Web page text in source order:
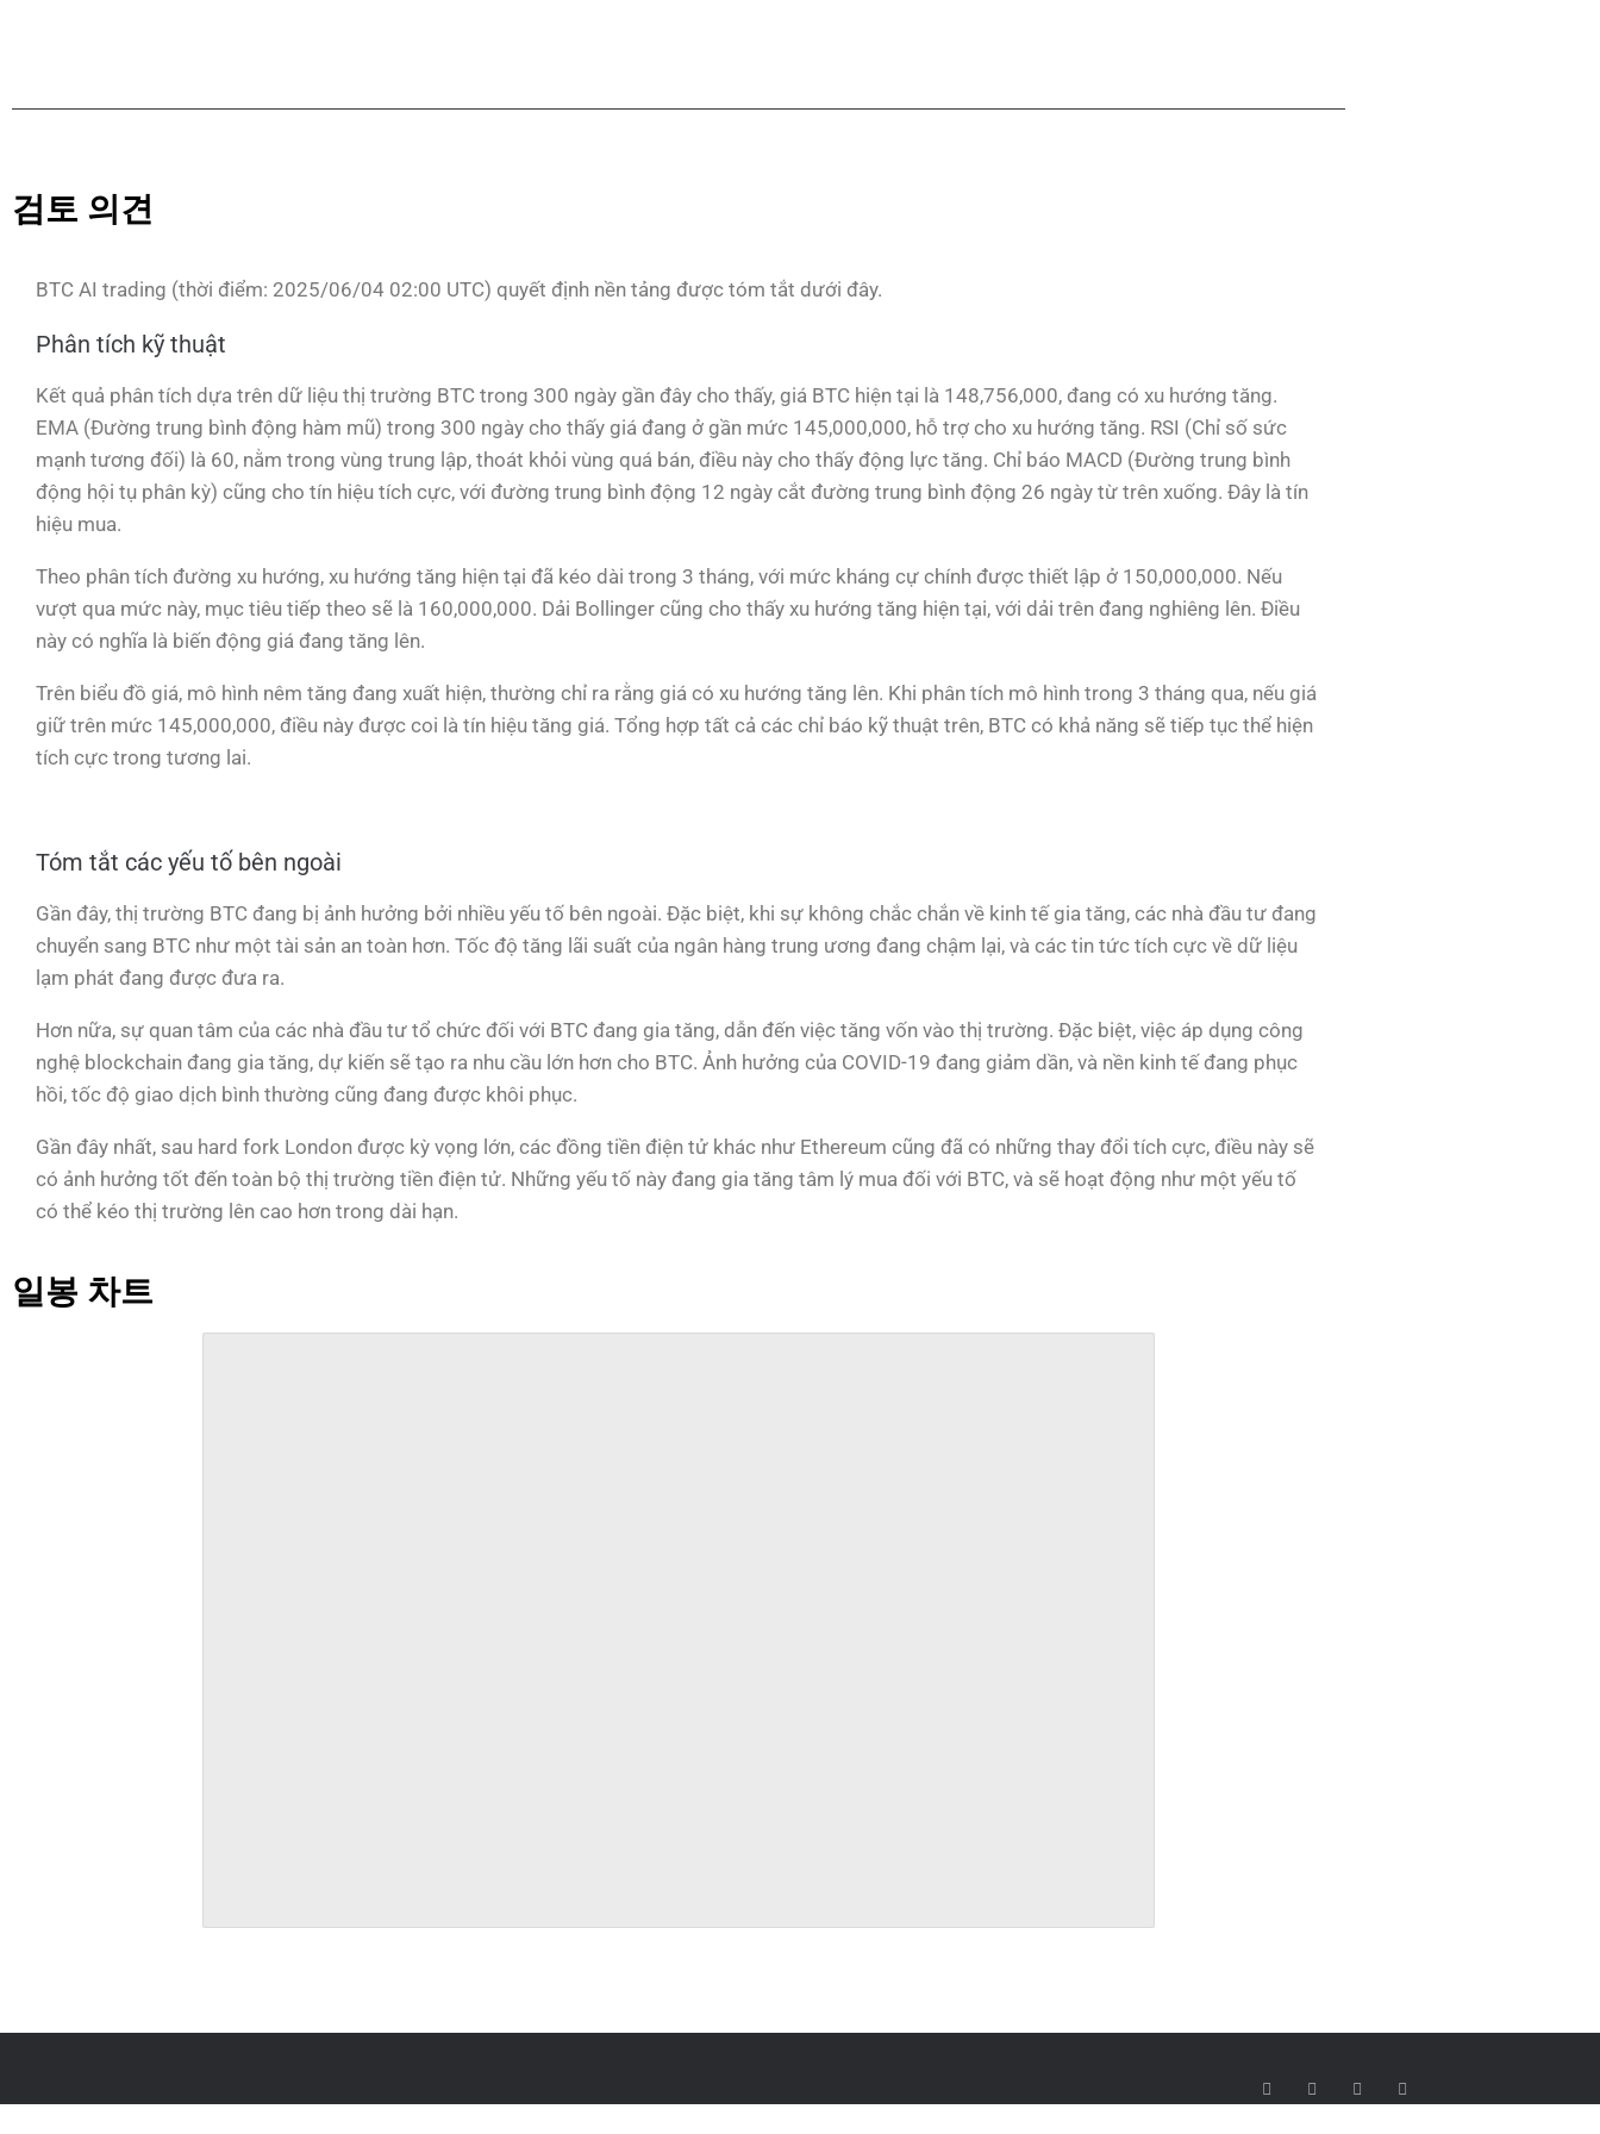
검토 의견
BTC AI trading (thời điểm: 2025/06/04 02:00 UTC) quyết định nền tảng được tóm tắt dưới đây.
Phân tích kỹ thuật
Kết quả phân tích dựa trên dữ liệu thị trường BTC trong 300 ngày gần đây cho thấy, giá BTC hiện tại là 148,756,000, đang có xu hướng tăng.
EMA (Đường trung bình động hàm mũ) trong 300 ngày cho thấy giá đang ở gần mức 145,000,000, hỗ trợ cho xu hướng tăng. RSI (Chỉ số sức
mạnh tương đối) là 60, nằm trong vùng trung lập, thoát khỏi vùng quá bán, điều này cho thấy động lực tăng. Chỉ báo MACD (Đường trung bình
động hội tụ phân kỳ) cũng cho tín hiệu tích cực, với đường trung bình động 12 ngày cắt đường trung bình động 26 ngày từ trên xuống. Đây là tín
hiệu mua.
Theo phân tích đường xu hướng, xu hướng tăng hiện tại đã kéo dài trong 3 tháng, với mức kháng cự chính được thiết lập ở 150,000,000. Nếu
vượt qua mức này, mục tiêu tiếp theo sẽ là 160,000,000. Dải Bollinger cũng cho thấy xu hướng tăng hiện tại, với dải trên đang nghiêng lên. Điều
này có nghĩa là biến động giá đang tăng lên.
Trên biểu đồ giá, mô hình nêm tăng đang xuất hiện, thường chỉ ra rằng giá có xu hướng tăng lên. Khi phân tích mô hình trong 3 tháng qua, nếu giá
giữ trên mức 145,000,000, điều này được coi là tín hiệu tăng giá. Tổng hợp tất cả các chỉ báo kỹ thuật trên, BTC có khả năng sẽ tiếp tục thể hiện
tích cực trong tương lai.
Tóm tắt các yếu tố bên ngoài
Gần đây, thị trường BTC đang bị ảnh hưởng bởi nhiều yếu tố bên ngoài. Đặc biệt, khi sự không chắc chắn về kinh tế gia tăng, các nhà đầu tư đang
chuyển sang BTC như một tài sản an toàn hơn. Tốc độ tăng lãi suất của ngân hàng trung ương đang chậm lại, và các tin tức tích cực về dữ liệu
lạm phát đang được đưa ra.
Hơn nữa, sự quan tâm của các nhà đầu tư tổ chức đối với BTC đang gia tăng, dẫn đến việc tăng vốn vào thị trường. Đặc biệt, việc áp dụng công
nghệ blockchain đang gia tăng, dự kiến sẽ tạo ra nhu cầu lớn hơn cho BTC. Ảnh hưởng của COVID-19 đang giảm dần, và nền kinh tế đang phục
hồi, tốc độ giao dịch bình thường cũng đang được khôi phục.
Gần đây nhất, sau hard fork London được kỳ vọng lớn, các đồng tiền điện tử khác như Ethereum cũng đã có những thay đổi tích cực, điều này sẽ
có ảnh hưởng tốt đến toàn bộ thị trường tiền điện tử. Những yếu tố này đang gia tăng tâm lý mua đối với BTC, và sẽ hoạt động như một yếu tố
có thể kéo thị trường lên cao hơn trong dài hạn.
일봉 차트